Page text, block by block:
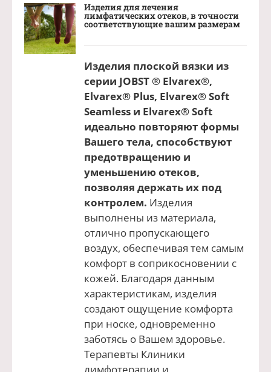
Изделия для лечения
лимфатических отеков, в точности
соответствующие вашим размерам
Изделия плоской вязки из
серии JOBST ® Elvarex®,
Elvarex® Plus, Elvarex® Soft
Seamless и Elvarex® Soft
идеально повторяют формы
Вашего тела, способствуют
предотвращению и
уменьшению отеков,
позволяя держать их под
контролем. Изделия
выполнены из материала,
отлично пропускающего
воздух, обеспечивая тем самым
комфорт в соприкосновении с
кожей. Благодаря данным
характеристикам, изделия
создают ощущение комфорта
при носке, одновременно
заботясь о Вашем здоровье.
Терапевты Клиники
лимфотерапии и